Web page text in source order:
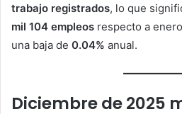
trabajo registrados, lo que
mil 104 empleos respecto a
una baja de 0.04% anual.
Diciembre de 2025